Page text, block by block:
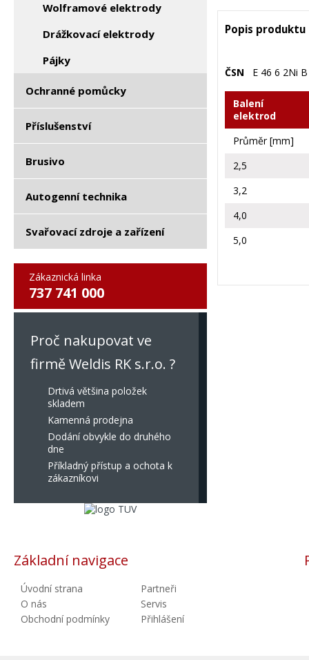
Wolframové elektrody
Drážkovací elektrody
Pájky
Ochranné pomůcky
Příslušenství
Brusivo
Autogenní technika
Svařovací zdroje a zařízení
Zákaznická linka
737 741 000
Proč nakupovat ve
firmě Weldis RK s.r.o. ?
Drtivá většina položek
skladem
Kamenná prodejna
Dodání obvykle do druhého
dne
Příkladný přístup a ochota k
zákazníkovi
Popis produktu
ČSN E 46 6 2Ni
Balení
elektrod
Průměr [mm]
2,5
3,2
4,0
5,0
Základní navigace
Úvodní strana
O nás
Obchodní podmínky
Partneři
Servis
Přihlášení